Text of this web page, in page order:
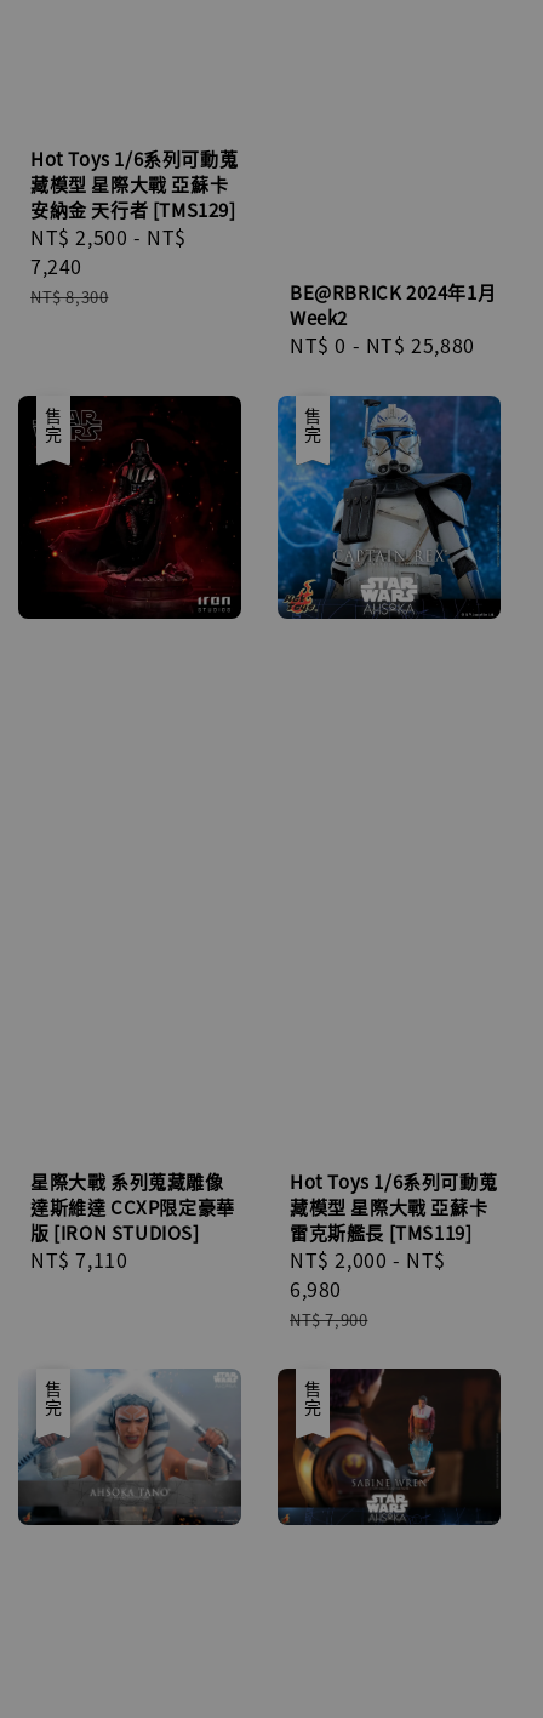
Hot Toys 1/6系列可動蒐
藏模型 星際大戰 亞蘇卡
安納金 天行者 [TMS129]
Sale
price
NT$ 2,500 - NT$
7,240
Regular
NT$ 8,300
BE@RBRICK 2024年1月
Week2
Regular
NT$ 0 - NT$ 25,880
售完
星際大戰 系列蒐藏雕像
達斯維達 CCXP限定豪華
版 [IRON STUDIOS]
Regular
NT$ 7,110
優惠
售完
Hot Toys 1/6系列可動蒐
藏模型 星際大戰 亞蘇卡
雷克斯艦長 [TMS119]
Sale
price
NT$ 2,000 - NT$
6,980
Regular
NT$ 7,900
優惠
售完 售完